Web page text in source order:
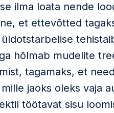
ilma loata nende
et ettevõtted
hõlmab mudelite
tagamaks, et
jaoks oleks vaja
töötavat sisu